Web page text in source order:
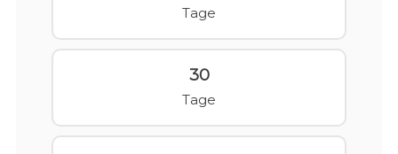
Tage
30
Tage